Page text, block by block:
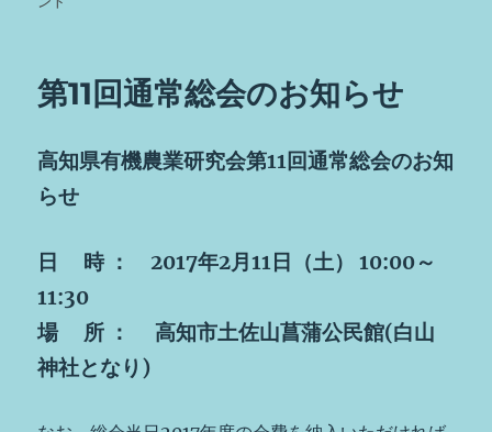
ニ
の
実
第11回通常総会のお知らせ
高知県有機農業研究会第11回通常総会のお知
らせ
日 時 ： 2017年2月11日（土） 10:00～
11:30
場 所 ： 高知市土佐山菖蒲公民館(白山
神社となり)